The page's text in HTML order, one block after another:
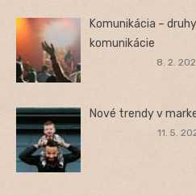
Komunikácia –
komunikácie
8. 2.
Nové trendy v
11. 5.